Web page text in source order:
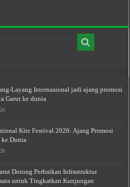
Layang Internasional jadi ajang promosi
Garut ke dunia
Kite Festival 2026: Ajang Promosi
ke Dunia
Dorong Perbaikan Infrastruktur
untuk Tingkatkan Kunjungan